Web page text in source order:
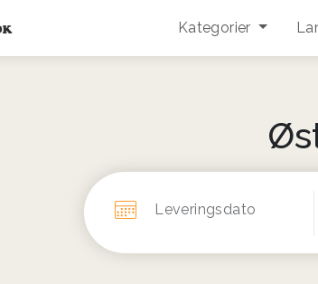
Kategorier
Leveringsdato